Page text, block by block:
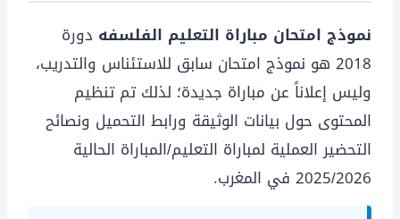
نموذج امتحان مباراة التعليم الفلسفه دورة
2018 هو نموذج امتحان سابق للاستئناس والتدريب،
وليس إعلاناً عن مباراة جديدة؛ لذلك تم تنظيم
المحتوى حول بيانات الوثيقة ورابط التحميل ونصائح
التحضير العملية لمباراة التعليم/المباراة الحالية
2025/2026 في المغرب.